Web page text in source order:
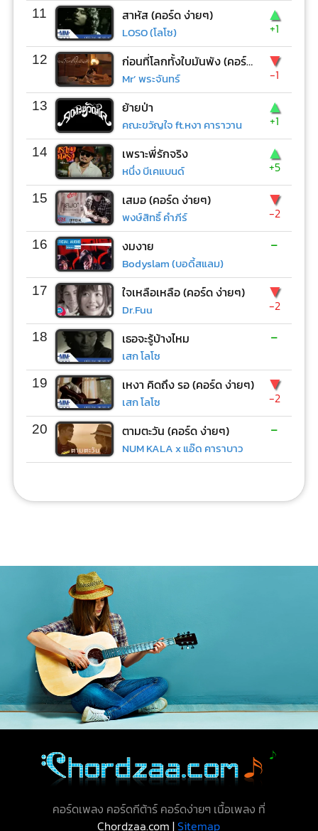
11 สาหัส (คอร์ด ง่ายๆ)
LOSO (โลโซ)
▲
+1
12 ก่อนที่โลกทั้งใบมันพัง (คอร์ด ง่ายๆ)
Mr’ พระจันทร์
▼
-1
13 ย้ายป่า
คณะขวัญใจ ft.หงา คาราวาน
▲
+1
14 เพราะพี่รักจริง
หนึ่ง บีเคแบนด์
▲
+5
15 เสมอ (คอร์ด ง่ายๆ)
พงษ์สิทธิ์ คำภีร์
▼
-2
16 งมงาย
Bodyslam (บอดี้สแลม)
-
17 ใจเหลือเหลือ (คอร์ด ง่ายๆ)
Dr.Fuu
▼
-2
18 เธอจะรู้บ้างไหม
เสก โลโซ
-
19 เหงา คิดถึง รอ (คอร์ด ง่ายๆ)
เสก โลโซ
▼
-2
20 ตามตะวัน (คอร์ด ง่ายๆ)
NUM KALA x แอ๊ด คาราบาว
-
คอร์ดเพลง คอร์ดกีต้าร์ คอร์ดง่ายๆ เนื้อเพลง ที่
Chordzaa.com |Sitemap